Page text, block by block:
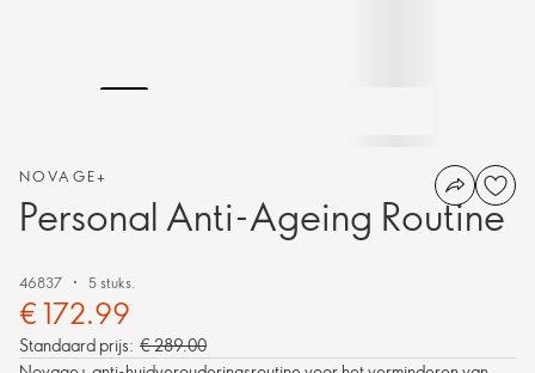
NOVAGE+
Personal Anti-Ageing Routine
46837 5 stuks.
€ 172.99
Standaard prijs: € 289.00